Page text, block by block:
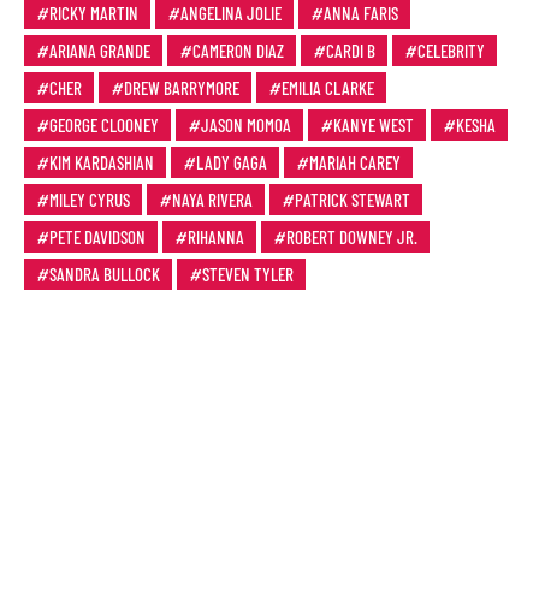
RICKY MARTIN ANGELINA JOLIE
ANNA FARIS
ARIANA GRANDE
CAMERON DIAZ CARDI B
CELEBRITY
CHER
DREW BARRYMORE
EMILIA CLARKE
GEORGE CLOONEY
JASON MOMOA KANYE WEST
KESHA
KIM KARDASHIAN
LADY GAGA
MARIAH CAREY
MILEY CYRUS
NAYA RIVERA
PATRICK STEWART
PETE DAVIDSON
RIHANNA
ROBERT DOWNEY JR.
SANDRA BULLOCK
STEVEN TYLER